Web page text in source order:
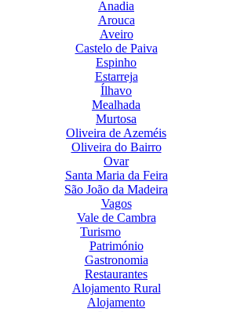
Anadia
Arouca
Aveiro
Castelo de Paiva
Espinho
Estarreja
Ílhavo
Mealhada
Murtosa
Oliveira de Azeméis
Oliveira do Bairro
Ovar
Santa Maria da Feira
São João da Madeira
Vagos
Vale de Cambra
Turismo
Património
Gastronomia
Restaurantes
Alojamento Rural
Alojamento